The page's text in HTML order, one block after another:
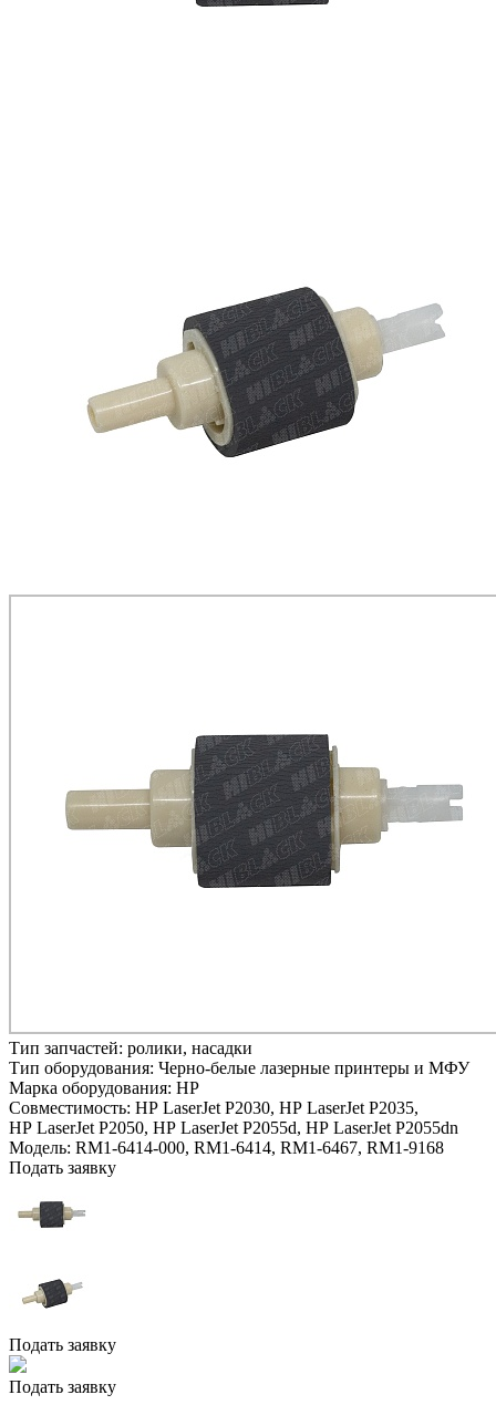
Тип запчастей: ролики, насадки
Тип оборудования: Черно-белые лазерные принтеры и МФУ
Марка оборудования: HP
Совместимость: HP LaserJet P2030, HP LaserJet P2035,
HP LaserJet P2050, HP LaserJet P2055d, HP LaserJet P2055dn
Модель: RM1-6414-000, RM1-6414, RM1-6467, RM1-9168
Подать заявку
Подать заявку
Подать заявку